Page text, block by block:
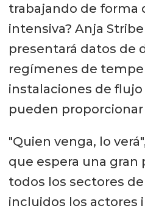
trabajando de forma
intensiva? Anja
presentará datos de
regímenes de
instalaciones de
pueden
"Quien venga, lo
que espera una gran
todos los sectores
incluidos los actores